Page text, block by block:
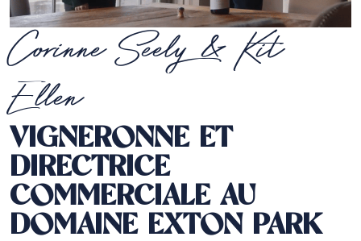
Corinne Seely & Kit
Ellen
VIGNERONNE ET
DIRECTRICE
COMMERCIALE AU
DOMAINE EXTON PARK